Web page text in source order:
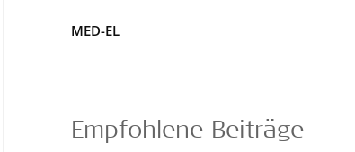
MED-EL
Empfohlene Beiträge